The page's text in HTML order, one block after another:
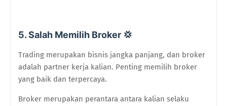
5. Salah Memilih Broker 💢
Trading merupakan bisnis jangka panjang, dan broker
adalah partner kerja kalian. Penting memilih broker
yang baik dan terpercaya.
Broker merupakan perantara antara kalian selaku